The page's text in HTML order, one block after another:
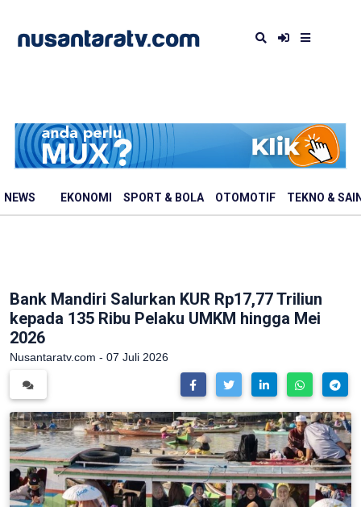
NEWS EKONOMI SPORT & BOLA OTOMOTIF TEKNO &
Bank Mandiri Salurkan KUR Rp17,77 Triliun
kepada 135 Ribu Pelaku UMKM hingga Mei
2026
Nusantaratv.com - 07 Juli 2026